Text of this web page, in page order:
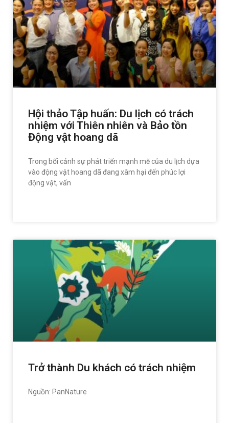
Hội thảo Tập huấn: Du lịch có trách
nhiệm với Thiên nhiên và Bảo tồn
Động vật hoang dã
Trong bối cảnh sự phát triển mạnh mẽ của du lịch dựa
vào động vật hoang dã đang xâm hại đến phúc lợi
động vật, vấn
Trở thành Du khách có trách nhiệm
Nguồn: PanNature